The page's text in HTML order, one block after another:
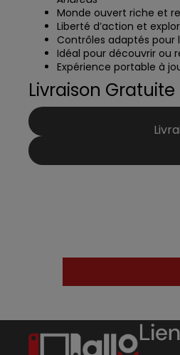
Monde ouvert riche et
Liberté d’action et
Contrôles adaptés pour
Idéal pour découvrir ou
Expérience portable à
Livraison Gratuite